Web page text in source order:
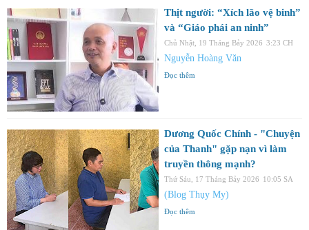
Thịt người: “Xích lão vệ binh”
và “Giáo phái an ninh”
Chủ Nhật, 19 Tháng Bảy 2026 3:23 CH
Nguyễn Hoàng Văn
Đọc thêm
Dương Quốc Chính - "Chuyện
của Thanh" gặp nạn vì làm
truyền thông mạnh?
Thứ Sáu, 17 Tháng Bảy 2026 10:05 SA
(Blog Thụy My)
Đọc thêm